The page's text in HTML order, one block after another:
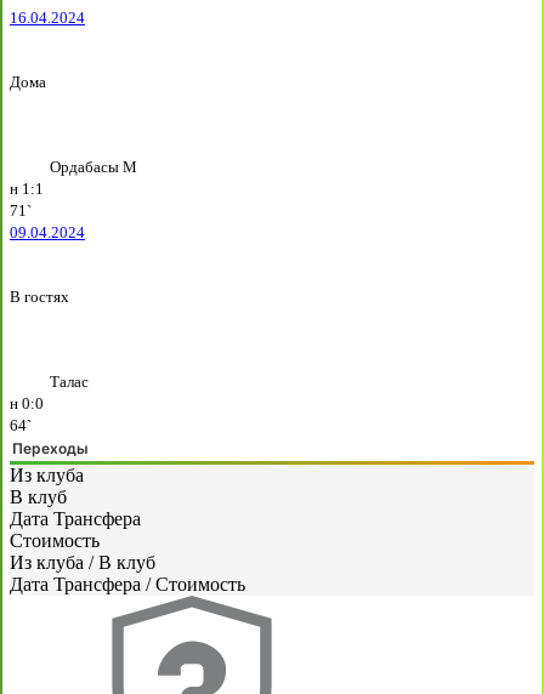
16.04.2024
Дома
Ордабасы М
н 1:1
71`
09.04.2024
В гостях
Талас
н 0:0
64`
Переходы
Из клуба
В клуб
Дата Трансфера
Стоимость
Из клуба / В клуб
Дата Трансфера / Стоимость